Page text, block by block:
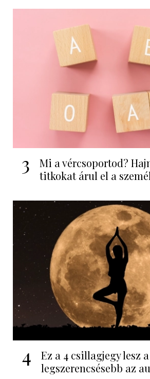
3
Mi a vércsoportod?
titkokat árul el a
4
Ez a 4 csillagjegy lesz a
legszerencsésebb az